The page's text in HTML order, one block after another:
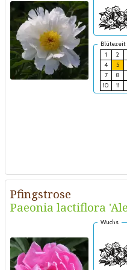
Blütezeit
1
2
4
5
7
8
10
11
Pfingstrose
Paeonia lactiflora
Wuchs